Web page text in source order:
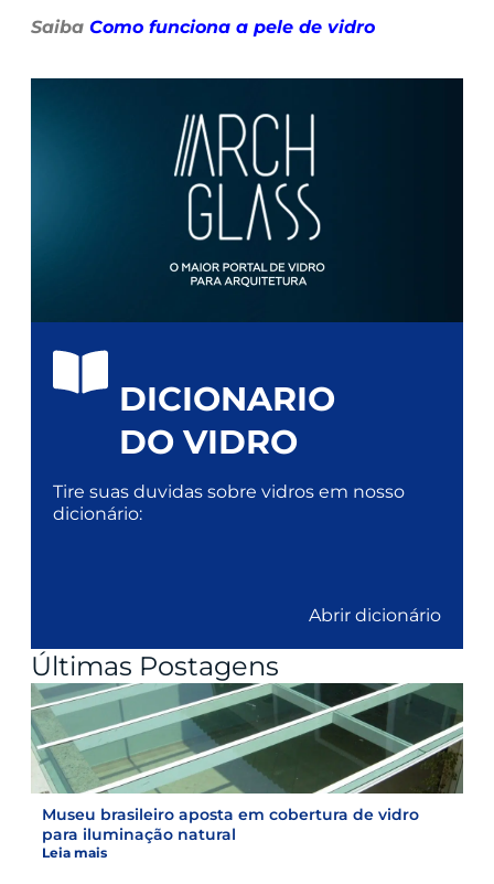
Saiba Como funciona a pele de vidro
DICIONARIO
DO VIDRO
Tire suas duvidas sobre vidros em nosso
dicionário:
Abrir dicionário
Últimas Postagens
Museu brasileiro aposta em cobertura de vidro
para iluminação natural
Leia mais